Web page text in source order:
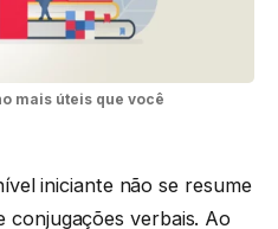
mais úteis que você
iniciante não se resume
conjugações verbais. Ao